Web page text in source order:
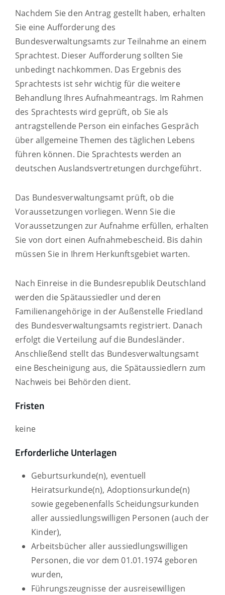
Nachdem Sie den Antrag gestellt haben, erhalten
Sie eine Aufforderung des
Bundesverwaltungsamts zur Teilnahme an einem
Sprachtest. Dieser Aufforderung sollten Sie
unbedingt nachkommen. Das Ergebnis des
Sprachtests ist sehr wichtig für die weitere
Behandlung Ihres Aufnahmeantrags. Im Rahmen
des Sprachtests wird geprüft, ob Sie als
antragstellende Person ein einfaches Gespräch
über allgemeine Themen des täglichen Lebens
führen können. Die Sprachtests werden an
deutschen Auslandsvertretungen durchgeführt.
Das Bundesverwaltungsamt prüft, ob die
Voraussetzungen vorliegen. Wenn Sie die
Voraussetzungen zur Aufnahme erfüllen, erhalten
Sie von dort einen Aufnahmebescheid. Bis dahin
müssen Sie in Ihrem Herkunftsgebiet warten.
Nach Einreise in die Bundesrepublik Deutschland
werden die Spätaussiedler und deren
Familienangehörige in der Außenstelle Friedland
des Bundesverwaltungsamts registriert. Danach
erfolgt die Verteilung auf die Bundesländer.
Anschließend stellt das Bundesverwaltungsamt
eine Bescheinigung aus, die Spätaussiedlern zum
Nachweis bei Behörden dient.
Fristen
keine
Erforderliche Unterlagen
Geburtsurkunde(n), eventuell
Heiratsurkunde(n), Adoptionsurkunde(n)
sowie gegebenenfalls Scheidungsurkunden
aller aussiedlungswilligen Personen (auch der
Kinder),
Arbeitsbücher aller aussiedlungswilligen
Personen, die vor dem 01.01.1974 geboren
wurden,
Führungszeugnisse der ausreisewilligen